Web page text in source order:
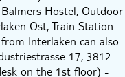
Hostel, Outdoor
Ost, Train Station
Interlaken can also
17, 3812
on the 1st floor) -